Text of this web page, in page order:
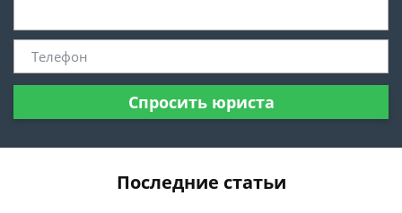
Спросить юриста
Последние статьи